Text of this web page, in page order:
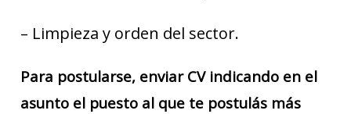
– Limpieza y orden del sector.
Para postularse, enviar CV indicando en el
asunto el puesto al que te postulás más